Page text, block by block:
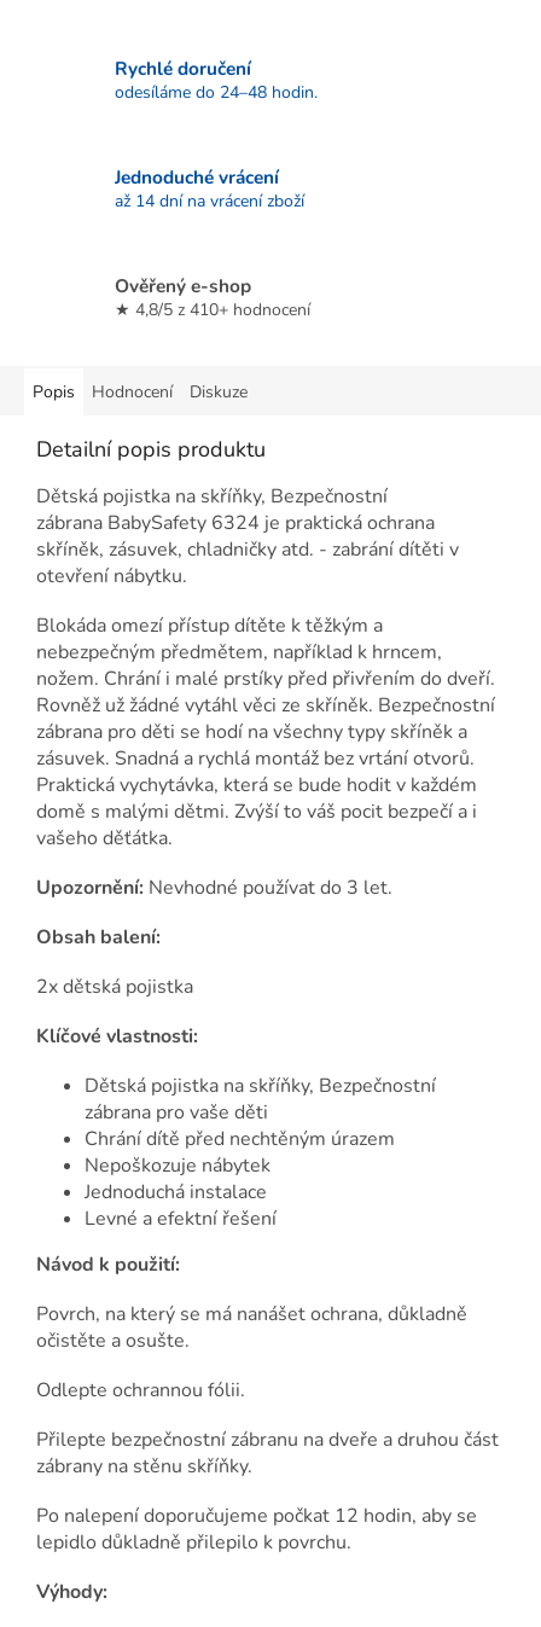
Rychlé doručení
odesíláme do 24–48 hodin.
Jednoduché vrácení
až 14 dní na vrácení zboží
Ověřený e-shop
★ 4,8/5 z 410+ hodnocení
Popis Hodnocení Diskuze
Detailní popis produktu
Dětská pojistka na skříňky, Bezpečnostní
zábrana BabySafety 6324 je praktická ochrana
skříněk, zásuvek, chladničky atd. - zabrání dítěti v
otevření nábytku.
Blokáda omezí přístup dítěte k těžkým a
nebezpečným předmětem, například k hrncem,
nožem. Chrání i malé prstíky před přivřením do dveří.
Rovněž už žádné vytáhl věci ze skříněk. Bezpečnostní
zábrana pro děti se hodí na všechny typy skříněk a
zásuvek. Snadná a rychlá montáž bez vrtání otvorů.
Praktická vychytávka, která se bude hodit v každém
domě s malými dětmi. Zvýší to váš pocit bezpečí a i
vašeho děťátka.
Upozornění: Nevhodné používat do 3 let.
Obsah balení:
2x dětská pojistka
Klíčové vlastnosti:
Dětská pojistka na skříňky, Bezpečnostní
zábrana pro vaše děti
Chrání dítě před nechtěným úrazem
Nepoškozuje nábytek
Jednoduchá instalace
Levné a efektní řešení
Návod k použití:
Povrch, na který se má nanášet ochrana, důkladně
očistěte a osušte.
Odlepte ochrannou fólii.
Přilepte bezpečnostní zábranu na dveře a druhou část
zábrany na stěnu skříňky.
Po nalepení doporučujeme počkat 12 hodin, aby se
lepidlo důkladně přilepilo k povrchu.
Výhody: